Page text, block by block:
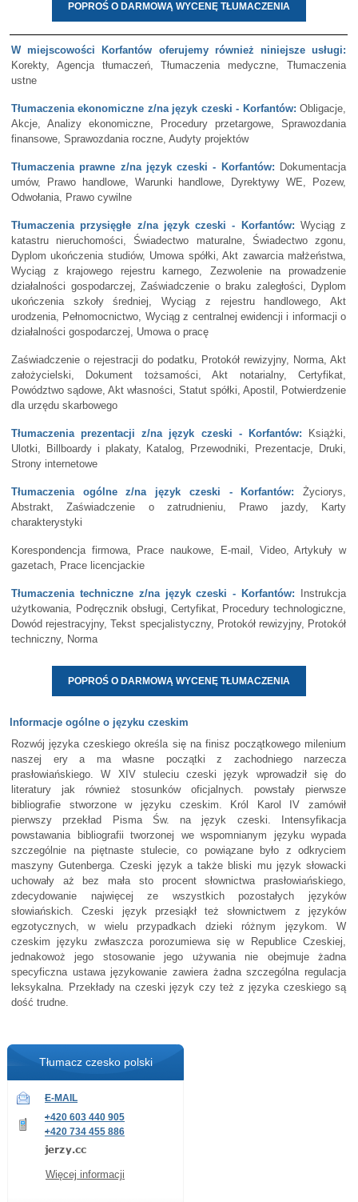
POPROŚ O DARMOWĄ WYCENĘ TŁUMACZENIA
W miejscowości Korfantów oferujemy również niniejsze usługi:
Korekty, Agencja tłumaczeń, Tłumaczenia medyczne, Tłumaczenia
ustne
Tłumaczenia ekonomiczne z/na język czeski - Korfantów: Obligacje,
Akcje, Analizy ekonomiczne, Procedury przetargowe, Sprawozdania
finansowe, Sprawozdania roczne, Audyty projektów
Tłumaczenia prawne z/na język czeski - Korfantów: Dokumentacja
umów, Prawo handlowe, Warunki handlowe, Dyrektywy WE, Pozew,
Odwołania, Prawo cywilne
Tłumaczenia przysięgłe z/na język czeski - Korfantów: Wyciąg z
katastru nieruchomości, Świadectwo maturalne, Świadectwo zgonu,
Dyplom ukończenia studiów, Umowa spółki, Akt zawarcia małżeństwa,
Wyciąg z krajowego rejestru karnego, Zezwolenie na prowadzenie
działalności gospodarczej, Zaświadczenie o braku zaległości, Dyplom
ukończenia szkoły średniej, Wyciąg z rejestru handlowego, Akt
urodzenia, Pełnomocnictwo, Wyciąg z centralnej ewidencji i informacji o
działalności gospodarczej, Umowa o pracę
Zaświadczenie o rejestracji do podatku, Protokół rewizyjny, Norma, Akt
założycielski, Dokument tożsamości, Akt notarialny, Certyfikat,
Powództwo sądowe, Akt własności, Statut spółki, Apostil, Potwierdzenie
dla urzędu skarbowego
Tłumaczenia prezentacji z/na język czeski - Korfantów: Książki,
Ulotki, Billboardy i plakaty, Katalog, Przewodniki, Prezentacje, Druki,
Strony internetowe
Tłumaczenia ogólne z/na język czeski - Korfantów: Życiorys,
Abstrakt, Zaświadczenie o zatrudnieniu, Prawo jazdy, Karty
charakterystyki
Korespondencja firmowa, Prace naukowe, E-mail, Video, Artykuły w
gazetach, Prace licencjackie
Tłumaczenia techniczne z/na język czeski - Korfantów: Instrukcja
użytkowania, Podręcznik obsługi, Certyfikat, Procedury technologiczne,
Dowód rejestracyjny, Tekst specjalistyczny, Protokół rewizyjny, Protokół
techniczny, Norma
POPROŚ O DARMOWĄ WYCENĘ TŁUMACZENIA
Informacje ogólne o języku czeskim
Rozwój języka czeskiego określa się na finisz początkowego milenium
naszej ery a ma własne początki z zachodniego narzecza
prasłowiańskiego. W XIV stuleciu czeski język wprowadził się do
literatury jak również stosunków oficjalnych. powstały pierwsze
bibliografie stworzone w języku czeskim. Król Karol IV zamówił
pierwszy przekład Pisma Św. na język czeski. Intensyfikacja
powstawania bibliografii tworzonej we wspomnianym języku wypada
szczególnie na piętnaste stulecie, co powiązane było z odkryciem
maszyny Gutenberga. Czeski język a także bliski mu język słowacki
uchowały aż bez mała sto procent słownictwa prasłowiańskiego,
zdecydowanie najwięcej ze wszystkich pozostałych języków
słowiańskich. Czeski język przesiąkł też słownictwem z języków
egzotycznych, w wielu przypadkach dzieki różnym językom. W
czeskim języku zwłaszcza porozumiewa się w Republice Czeskiej,
jednakowoż jego stosowanie jego używania nie obejmuje żadna
specyficzna ustawa językowanie zawiera żadna szczególna regulacja
leksykalna. Przekłady na czeski język czy też z języka czeskiego są
dość trudne.
Tłumacz czesko polski
E-MAIL
+420 603 440 905
+420 734 455 886
Więcej informacji